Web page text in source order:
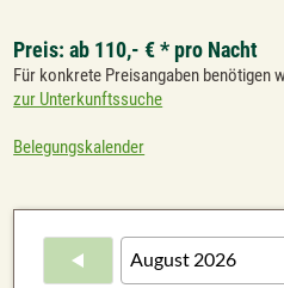
Preis: ab 110,- € * pro Nacht
Für konkrete Preisangaben benötigen
zur Unterkunftssuche
Belegungskalender